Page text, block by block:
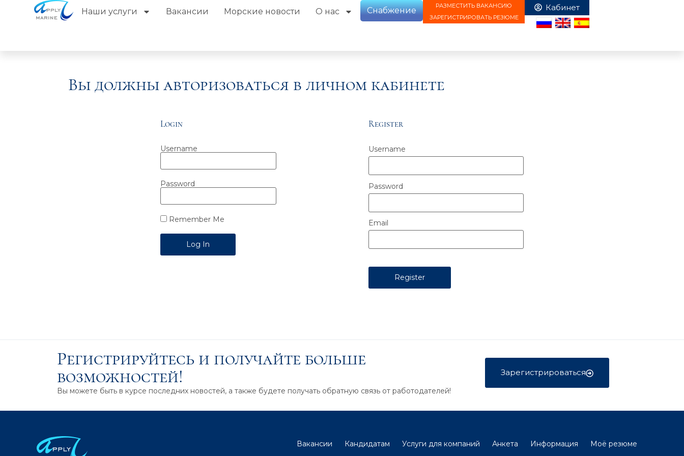
Наши услуги Вакансии Морские новости О нас Снабжение
РАЗМЕСТИТЬ ВАКАНСИЮ
ЗАРЕГИСТРИРОВАТЬ РЕЗЮМЕ
Вы должны авторизоваться в личном кабинете
Login
Username
Password
Remember Me
Register
Username
Password
Email
Регистрируйтесь и получайте больше
возможностей!
Вы можете быть в курсе последних новостей, а также будете получать обратную связь от работодателей!
Зарегистрироваться
Вакансии Кандидатам Услуги для компаний Анкета Информация
Моё резюме